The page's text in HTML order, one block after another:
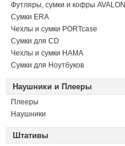
Футляры, сумки и кофры AVALON
Сумки ERA
Чехлы и сумки PORTcase
Сумки для CD
Чехлы и сумки HAMA
Сумки для Ноутбуков
Наушники и Плееры
Плееры
Наушники
Штативы